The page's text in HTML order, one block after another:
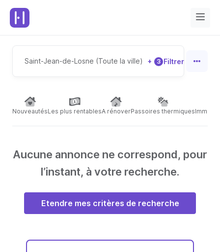
Saint-Jean-de-Losne (Toute la ville) + 3 Filtrer
NouveautésLes plus rentablesA rénoverPassoires thermiques
Aucune annonce ne correspond, pour
l’instant, à votre recherche.
Etendre mes critères de recherche